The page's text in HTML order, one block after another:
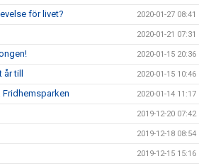
för livet? 2020-01-27 08:41
2020-01-21 07:31
2020-01-15 20:36
till 2020-01-15 10:46
Fridhemsparken 2020-01-14 11:17
2019-12-20 07:42
2019-12-18 08:54
2019-12-15 15:16